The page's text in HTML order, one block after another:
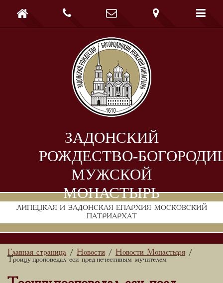
ЗАДОНСКИЙ
РОЖДЕСТВО-
МУЖСКОЙ
МОНАСТЫРЬ
ЛИПЕЦКАЯ И ЗАДОНСКАЯ ЕПАРХИЯ МОСКОВСКИЙ
ПАТРИАРХАТ
    
Главная страница / Новости / Новости Монастыря /
Троицу проповедал еси пред нечестивым мучителем